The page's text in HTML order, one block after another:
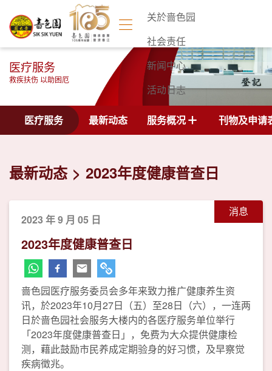
关於啬色园
社会责任
新闻中心
活动日志
联络我们
医疗服务
救疾扶伤 以助困厄
医疗服务 最新动态 服务概况 刊物及申请
最新动态 2023年度健康普查日
消息
2023 年 9 月 05 日
2023年度健康普查日
啬色园医疗服务委员会多年来致力推广健康养生资
讯，於2023年10月27日（五）至28日（六），一连两
日於啬色园社会服务大楼内的各医疗服务单位举行
「2023年度健康普查日」，免费为大众提供健康检
测，藉此鼓励市民养成定期验身的好习惯，及早察觉
疾病徵兆。